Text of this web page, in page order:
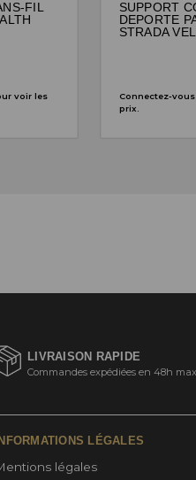
FIL
voir les
SUPPORT
DEPORTE
STRADA
Connectez-
prix.
LIVRAISON RAPIDE
Commandes expédiées en 48h max
INFORMATIONS LÉGALES
légales